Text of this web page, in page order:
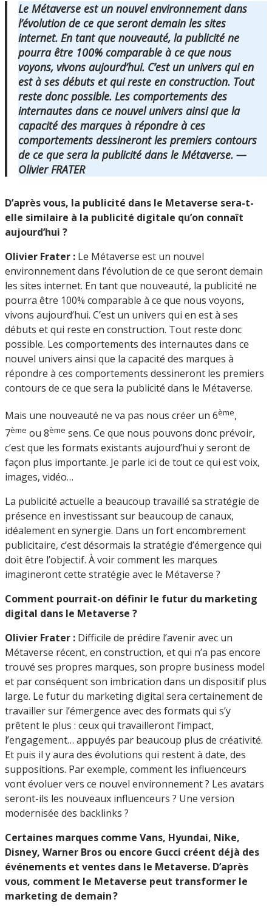
Le Métaverse est un nouvel environnement dans
l’évolution de ce que seront demain les sites
internet. En tant que nouveauté, la publicité ne
pourra être 100% comparable à ce que nous
voyons, vivons aujourd’hui. C’est un univers qui en
est à ses débuts et qui reste en construction. Tout
reste donc possible. Les comportements des
internautes dans ce nouvel univers ainsi que la
capacité des marques à répondre à ces
comportements dessineront les premiers contours
de ce que sera la publicité dans le Métaverse. —
Olivier FRATER
D’après vous, la publicité dans le Metaverse sera-t-
elle similaire à la publicité digitale qu’on connaît
aujourd’hui ?
Olivier Frater : Le Métaverse est un nouvel
environnement dans l’évolution de ce que seront demain
les sites internet. En tant que nouveauté, la publicité ne
pourra être 100% comparable à ce que nous voyons,
vivons aujourd’hui. C’est un univers qui en est à ses
débuts et qui reste en construction. Tout reste donc
possible. Les comportements des internautes dans ce
nouvel univers ainsi que la capacité des marques à
répondre à ces comportements dessineront les premiers
contours de ce que sera la publicité dans le Métaverse.
Mais une nouveauté ne va pas nous créer un 6ème,
7ème ou 8ème sens. Ce que nous pouvons donc prévoir,
c’est que les formats existants aujourd’hui y seront de
façon plus importante. Je parle ici de tout ce qui est voix,
images, vidéo…
La publicité actuelle a beaucoup travaillé sa stratégie de
présence en investissant sur beaucoup de canaux,
idéalement en synergie. Dans un fort encombrement
publicitaire, c’est désormais la stratégie d’émergence qui
doit être l’objectif. À voir comment les marques
imagineront cette stratégie avec le Métaverse ?
Comment pourrait-on définir le futur du marketing
digital dans le Metaverse ?
Olivier Frater : Difficile de prédire l’avenir avec un
Métaverse récent, en construction, et qui n’a pas encore
trouvé ses propres marques, son propre business model
et par conséquent son imbrication dans un dispositif plus
large. Le futur du marketing digital sera certainement de
travailler sur l’émergence avec des formats qui s’y
prêtent le plus : ceux qui travailleront l’impact,
l’engagement… appuyés par beaucoup plus de créativité.
Et puis il y aura des évolutions qui restent à date, des
suppositions. Par exemple, comment les influenceurs
vont évoluer vers ce nouvel environnement ? Les avatars
seront-ils les nouveaux influenceurs ? Une version
modernisée des backlinks ?
Certaines marques comme Vans, Hyundai, Nike,
Disney, Warner Bros ou encore Gucci créent déjà des
événements et ventes dans le Metaverse. D’après
vous, comment le Metaverse peut transformer le
marketing de demain ?